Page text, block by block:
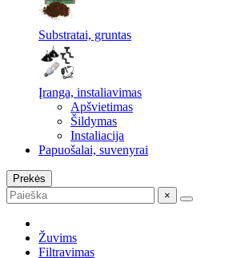
Substratai, gruntas
Įranga, instaliavimas
Apšvietimas
Šildymas
Instaliacija
Papuošalai, suvenyrai
Prekės
×
Žuvims
Filtravimas